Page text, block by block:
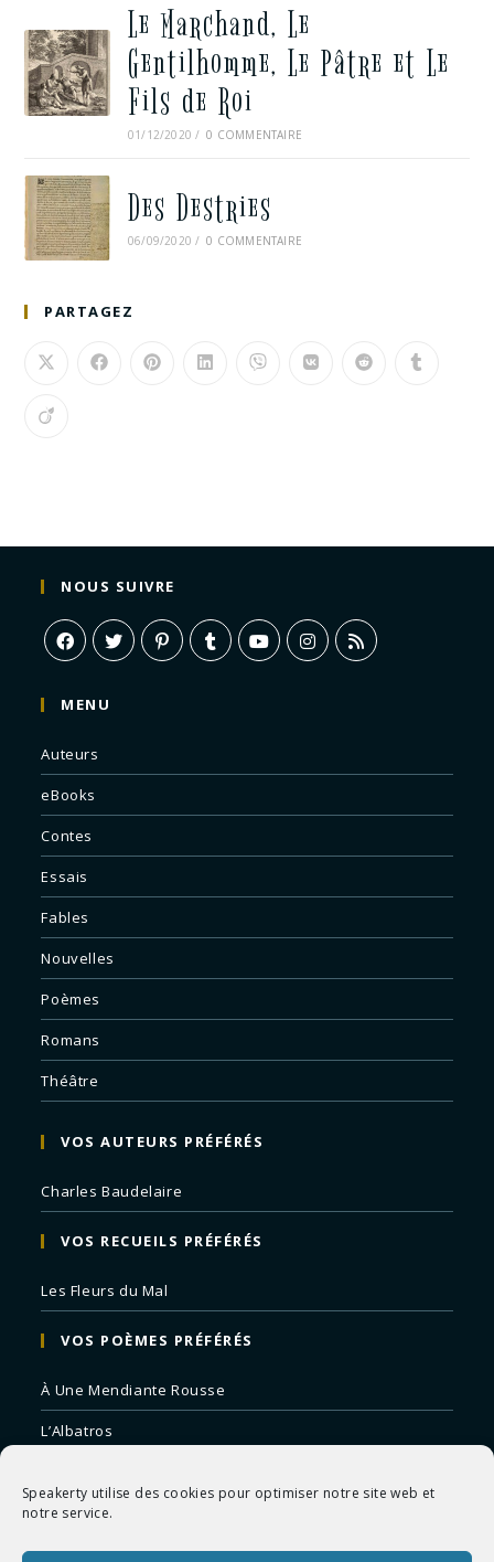
Speakerty utilise des cookies pour optimiser notre site web et
notre service.
Le Marchand, Le
Gentilhomme, Le Pâtre et Le
Fils de Roi
01/12/2020 / 0 COMMENTAIRE
Des Destries
06/09/2020 / 0 COMMENTAIRE
PARTAGEZ
NOUS SUIVRE
MENU
Auteurs
eBooks
Contes
Essais
Fables
Nouvelles
Poèmes
Romans
Théâtre
VOS AUTEURS PRÉFÉRÉS
Charles Baudelaire
VOS RECUEILS PRÉFÉRÉS
Les Fleurs du Mal
VOS POÈMES PRÉFÉRÉS
À Une Mendiante Rousse
L’Albatros
Remords Posthume
La Mort des Artistes